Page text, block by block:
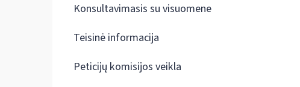
Konsultavimasis su visuomene
Teisinė informacija
Peticijų komisijos veikla